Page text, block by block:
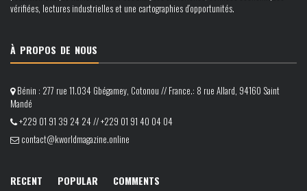
vérifiées, lectures industrielles et une cartographies d’opportunités.
À PROPOS DE NOUS
Bénin : 277 rue 11.034 Gbégamey, Cotonou // France.: 8 rue Allard, 94160 Saint
Mandé
+229 01 91 39 24 24 // +229 01 91 40 04 04
contact@kworldmagazine.online
RECENT POPULAR COMMENTS